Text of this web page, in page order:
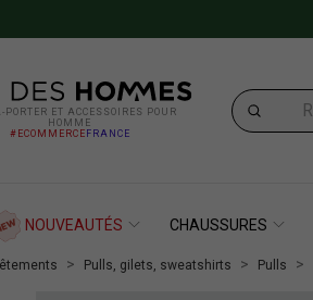
PORTER ET ACCESSOIRES POUR
HOMME
#ECOMMERCE FRANCE
NOUVEAUTÉS CHAUSSURES
Pulls, gilets, sweatshirts Pulls